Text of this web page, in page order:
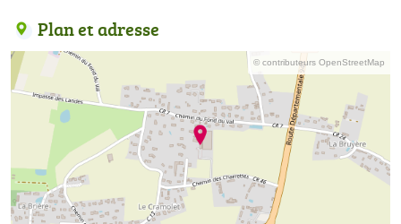
Plan et adresse
© contributeurs OpenStreetMap